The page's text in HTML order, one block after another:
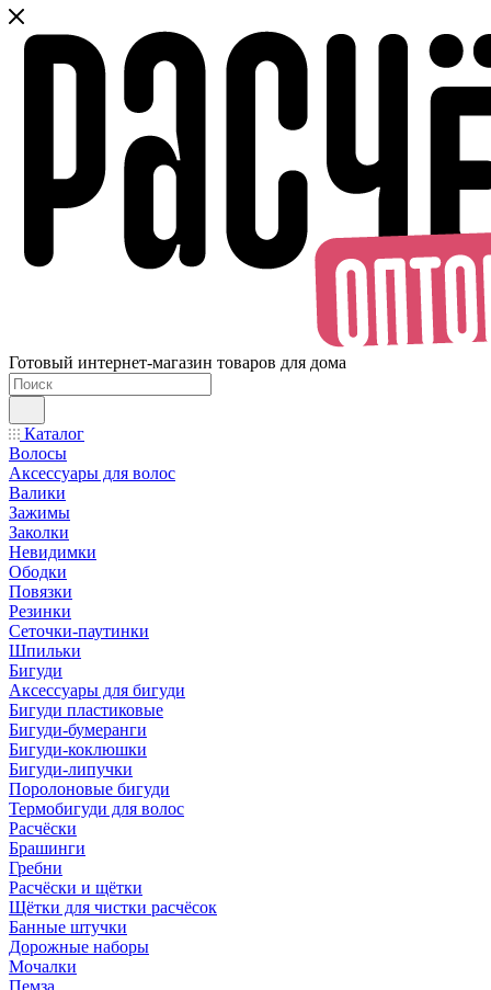
Готовый интернет-магазин товаров для дома
Каталог
Волосы
Аксессуары для волос
Валики
Зажимы
Заколки
Невидимки
Ободки
Повязки
Резинки
Сеточки-паутинки
Шпильки
Бигуди
Аксессуары для бигуди
Бигуди пластиковые
Бигуди-бумеранги
Бигуди-коклюшки
Бигуди-липучки
Поролоновые бигуди
Термобигуди для волос
Расчёски
Брашинги
Гребни
Расчёски и щётки
Щётки для чистки расчёсок
Банные штучки
Дорожные наборы
Мочалки
Пемза